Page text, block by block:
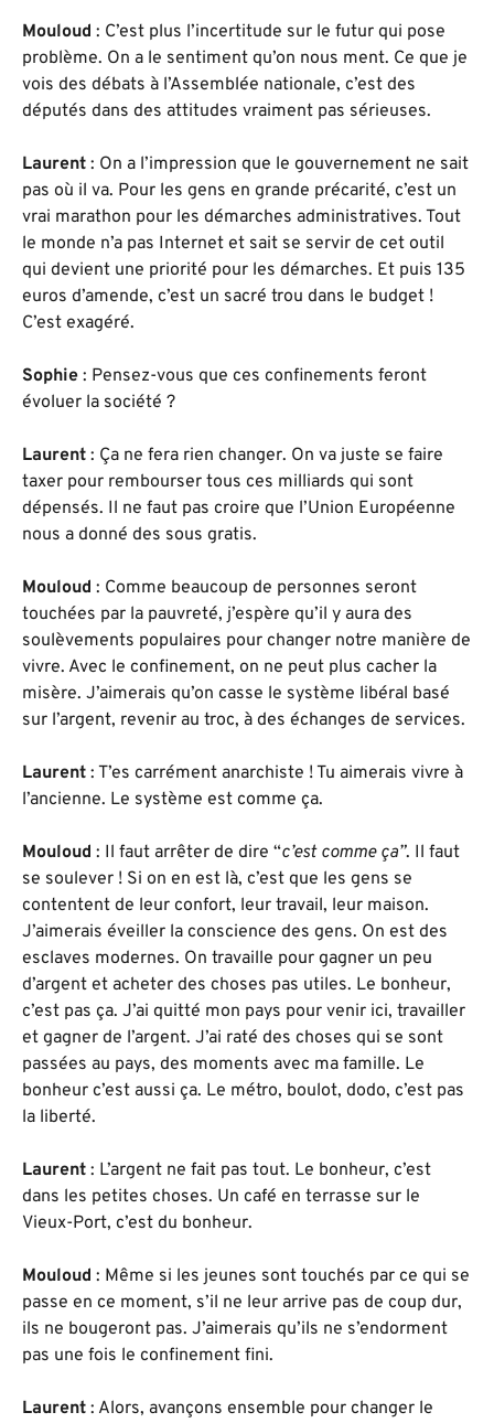
Mouloud : C’est plus l’incertitude sur le futur qui pose
problème. On a le sentiment qu’on nous ment. Ce que je
vois des débats à l’Assemblée nationale, c’est des
députés dans des attitudes vraiment pas sérieuses.
Laurent : On a l’impression que le gouvernement ne sait
pas où il va. Pour les gens en grande précarité, c’est un
vrai marathon pour les démarches administratives. Tout
le monde n’a pas Internet et sait se servir de cet outil
qui devient une priorité pour les démarches. Et puis 135
euros d’amende, c’est un sacré trou dans le budget !
C’est exagéré.
Sophie : Pensez-vous que ces confinements feront
évoluer la société ?
Laurent : Ça ne fera rien changer. On va juste se faire
taxer pour rembourser tous ces milliards qui sont
dépensés. Il ne faut pas croire que l’Union Européenne
nous a donné des sous gratis.
Mouloud : Comme beaucoup de personnes seront
touchées par la pauvreté, j’espère qu’il y aura des
soulèvements populaires pour changer notre manière de
vivre. Avec le confinement, on ne peut plus cacher la
misère. J’aimerais qu’on casse le système libéral basé
sur l’argent, revenir au troc, à des échanges de services.
Laurent : T’es carrément anarchiste ! Tu aimerais vivre à
l’ancienne. Le système est comme ça.
Mouloud : Il faut arrêter de dire “c’est comme ça”. Il faut
se soulever ! Si on en est là, c’est que les gens se
contentent de leur confort, leur travail, leur maison.
J’aimerais éveiller la conscience des gens. On est des
esclaves modernes. On travaille pour gagner un peu
d’argent et acheter des choses pas utiles. Le bonheur,
c’est pas ça. J’ai quitté mon pays pour venir ici, travailler
et gagner de l’argent. J’ai raté des choses qui se sont
passées au pays, des moments avec ma famille. Le
bonheur c’est aussi ça. Le métro, boulot, dodo, c’est pas
la liberté.
Laurent : L’argent ne fait pas tout. Le bonheur, c’est
dans les petites choses. Un café en terrasse sur le
Vieux-Port, c’est du bonheur.
Mouloud : Même si les jeunes sont touchés par ce qui se
passe en ce moment, s’il ne leur arrive pas de coup dur,
ils ne bougeront pas. J’aimerais qu’ils ne s’endorment
pas une fois le confinement fini.
Laurent : Alors, avançons ensemble pour changer le